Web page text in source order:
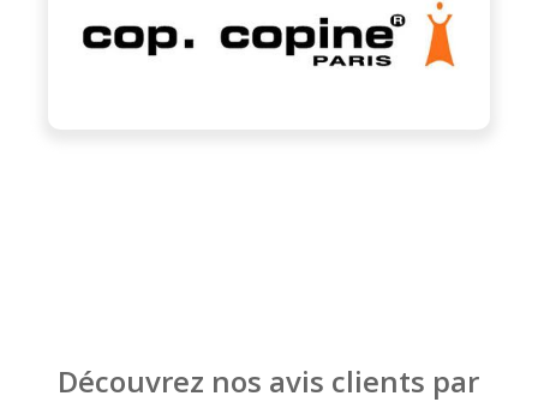
Découvrez nos avis clients par